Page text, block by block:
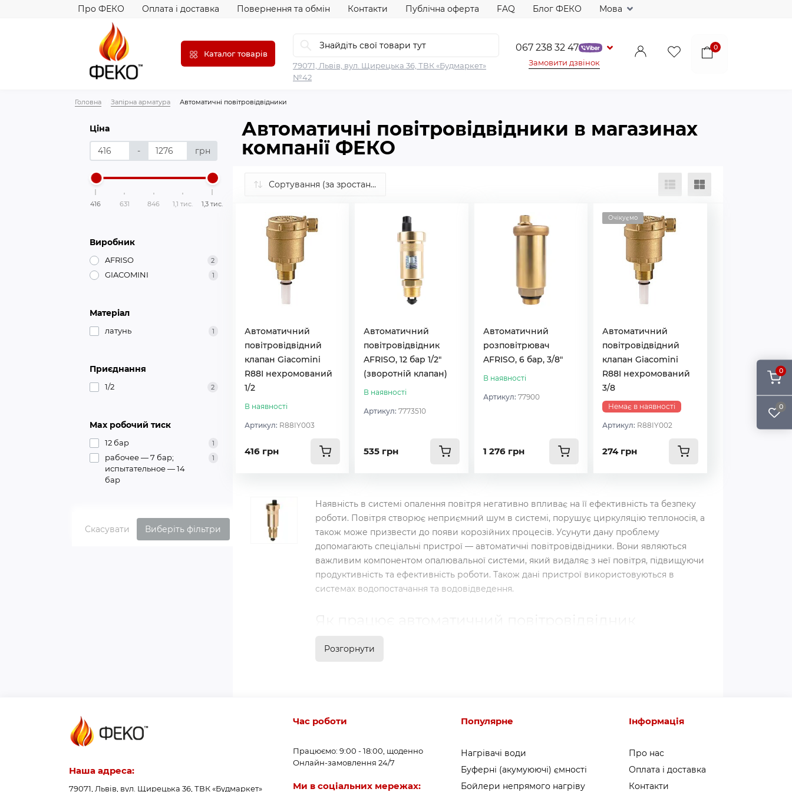
0
0
Про ФЕКО Оплата і доставка Повернення та обмін Контакти Публічна оферта FAQ Блог ФЕКО Мова
Каталог товарів
79071, Львів, вул. Щирецька 36, ТВК «Будмаркет»
№42
067 238 32 47
Замовити дзвінок
0
Головна Запірна арматура Автоматичні повітровідвідники
Ціна
- грн
416 631 846 1,1 тис. 1,3 тис.
Виробник
AFRISO 2
GIACOMINI 1
Матеріал
латунь 1
Приєднання
1/2 2
Max робочий тиск
12 бар 1
рабочее — 7 бар;
испытательное — 14
бар
1
Скасувати Виберіть фільтри
Автоматичні повітровідвідники в магазинах
компанії ФЕКО
Автоматичний
повітровідвідний
клапан Giacomini
R88I нехромований
1/2
В наявності
Артикул: R88IY003
416 грн
Автоматичний
повітровідвідник
AFRISO, 12 бар 1/2"
(зворотній клапан)
В наявності
Артикул:7773510
535 грн
Автоматичний
розповітрювач
AFRISO, 6 бар, 3/8"
В наявності
Артикул: 77900
1 276 грн
Очікуємо
Автоматичний
повітровідвідний
клапан Giacomini
R88I нехромований
3/8
Немає в наявності
Артикул: R88IY002
274 грн
Наявність в системі опалення повітря негативно впливає на її ефективність та безпеку
роботи. Повітря створює неприємний шум в системі, порушує циркуляцію теплоносія, а
також може призвести до появи корозійних процесів. Усунути дану проблему
допомагають спеціальні пристрої — автоматичні повітровідвідники. Вони являються
важливим компонентом опалювальної системи, який видаляє з неї повітря, підвищуючи
продуктивність та ефективність роботи. Також дані пристрої використовуються в
системах водопостачання та водовідведення.
Автоматичний повітровідвідник, який також називають розповітрювач або
випускаючи при цьому теплоносій або воду. Після повного видалення повітря із
Встановлюються автоматичні розповітрувачі, як правило, в найвищий точках системи,
тому що повітря завжди піднімається та скупчується наверху. Зазвичай це
котлита інші
Розгорнути
Наша адреса:
79071, Львів, вул. Щирецька 36, ТВК «Будмаркет»
Час роботи
Працюємо: 9:00 - 18:00, щоденно
Онлайн-замовлення 24/7
Ми в соціальних мережах:
Популярне
Нагрівачі води
Буферні (акумуюючі) ємності
Бойлери непрямого нагріву
Інформація
Про нас
Оплата і доставка
Контакти